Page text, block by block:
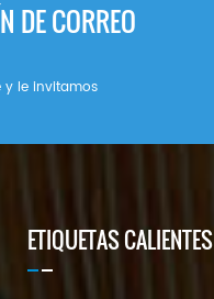
DE CORREO
y le invitamos
ETIQUETAS CALIENTES